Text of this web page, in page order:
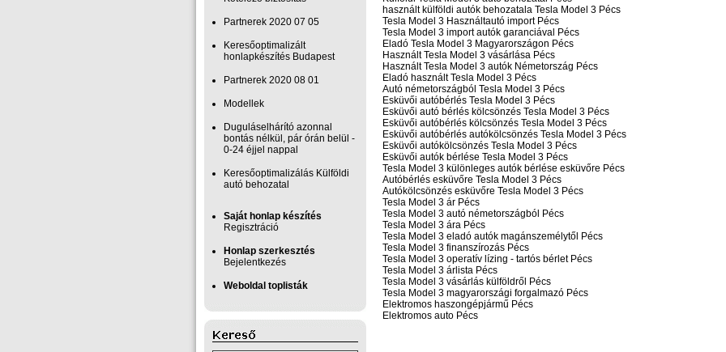
Partnerek 2020 07 05
Keresőoptimalizált
honlapkészítés Budapest
Partnerek 2020 08 01
Modellek
Duguláselhárító azonnal
bontás nélkül, pár órán belül -
0-24 éjjel nappal
Keresőoptimalizálás Külföldi
autó behozatal
Saját honlap készítés
Regisztráció
Honlap szerkesztés
Bejelentkezés
Weboldal toplisták
használt külföldi autók behozatala Tesla Model 3 Pécs
Tesla Model 3 Használtautó import Pécs
Tesla Model 3 import autók garanciával Pécs
Eladó Tesla Model 3 Magyarországon‎ Pécs
Használt Tesla Model 3 vásárlása Pécs
Használt Tesla Model 3 autók Németország Pécs
Eladó használt Tesla Model 3 Pécs
Autó németországból Tesla Model 3 Pécs
Esküvői autóbérlés Tesla Model 3 Pécs
Esküvői autó bérlés kölcsönzés Tesla Model 3 Pécs
Esküvői autóbérlés kölcsönzés Tesla Model 3 Pécs
Esküvői autóbérlés autókölcsönzés Tesla Model 3 Pécs
Esküvői autókölcsönzés Tesla Model 3 Pécs
Esküvői autók bérlése Tesla Model 3 Pécs
Tesla Model 3 különleges autók bérlése esküvőre Pécs
Autóbérlés esküvőre Tesla Model 3 Pécs
Autókölcsönzés esküvőre Tesla Model 3 Pécs
Tesla Model 3 ár Pécs
Tesla Model 3 autó németországból Pécs
Tesla Model 3 ára Pécs
Tesla Model 3 eladó autók magánszemélytől Pécs
Tesla Model 3 finanszírozás Pécs
Tesla Model 3 operatív lízing - tartós bérlet Pécs
Tesla Model 3 árlista Pécs
Tesla Model 3 vásárlás külföldről Pécs
Tesla Model 3 magyarországi forgalmazó Pécs
Elektromos haszongépjármű‎ Pécs
Elektromos auto‎ Pécs